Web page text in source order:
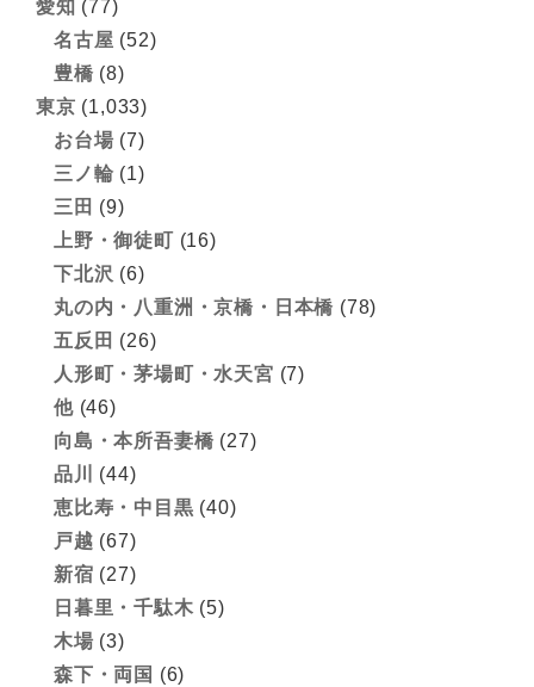
愛知 (77)
名古屋 (52)
豊橋 (8)
東京 (1,033)
お台場 (7)
三ノ輪 (1)
三田 (9)
上野・御徒町 (16)
下北沢 (6)
丸の内・八重洲・京橋・日本橋 (78)
五反田 (26)
人形町・茅場町・水天宮 (7)
他(46)
向島・本所吾妻橋 (27)
品川
(44)
恵比寿・中目黒 (40)
戸越 (67)
新宿 (27)
日暮里・千駄木 (5)
木場 (3)
森下・両国 (6)